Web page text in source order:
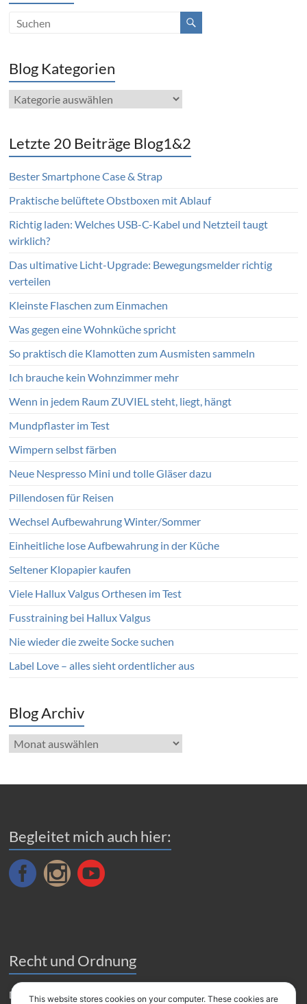
Blog Kategorien
Blog
Kategorien
Letzte 20 Beiträge Blog1&2
Bester Smartphone Case & Strap
Praktische belüftete Obstboxen mit Ablauf
Richtig laden: Welches USB-C-Kabel und Netzteil taugt
wirklich?
Das ultimative Licht-Upgrade: Bewegungsmelder richtig
verteilen
Kleinste Flaschen zum Einmachen
Was gegen eine Wohnküche spricht
So praktisch die Klamotten zum Ausmisten sammeln
Ich brauche kein Wohnzimmer mehr
Wenn in jedem Raum ZUVIEL steht, liegt, hängt
Mundpflaster im Test
Wimpern selbst färben
Neue Nespresso Mini und tolle Gläser dazu
Pillendosen für Reisen
Wechsel Aufbewahrung Winter/Sommer
Einheitliche lose Aufbewahrung in der Küche
Seltener Klopapier kaufen
Viele Hallux Valgus Orthesen im Test
Fusstraining bei Hallux Valgus
Nie wieder die zweite Socke suchen
Label Love – alles sieht ordentlicher aus
Blog Archiv
Blog
Archiv
Begleitet mich auch hier:
Recht und Ordnung
Datenverarbeitung
This website stores cookies on your computer. These cookies are